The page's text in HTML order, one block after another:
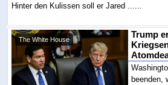
Hinter den Kulissen soll er Jared ......
The White House
Trump
beenden,